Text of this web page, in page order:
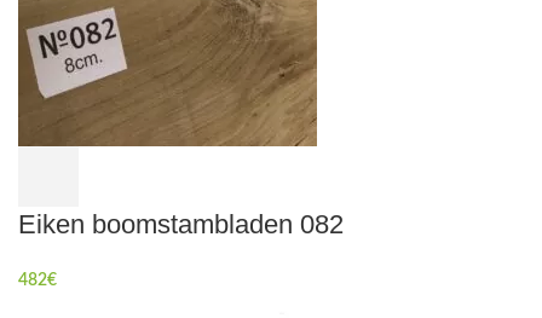
Eiken boomstambladen 082
482€